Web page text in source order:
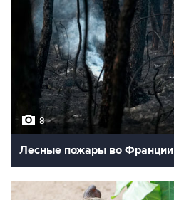
8
Лесные пожары во Франции